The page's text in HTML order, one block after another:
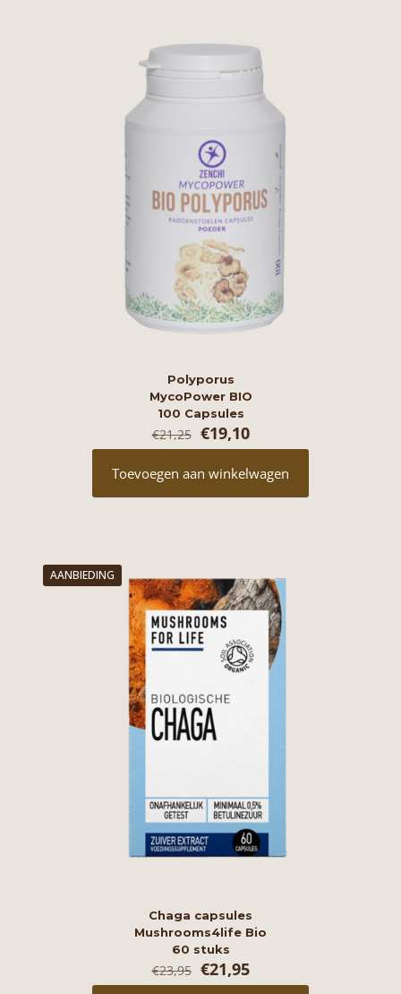
Polyporus
MycoPower BIO
100 Capsules
€21,25 Oorspronkelijke
prijs
was:
€21,25.
€19,10Huidige
prijs
€19,10.
Toevoegen aan winkelwagen
AANBIEDING
Chaga capsules
Mushrooms4life Bio
60 stuks
€23,95 Oorspronkelijke
prijs
€21,95Huidige
prijs